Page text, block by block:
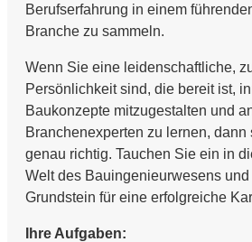
Berufserfahrung in einem
Branche zu sammeln.
Wenn Sie eine leidenschaftliche,
Persönlichkeit sind, die bereit ist,
Baukonzepte mitzugestalten und
Branchenexperten zu lernen,
genau richtig. Tauchen Sie ein in
Welt des Bauingenieurwesens
Grundstein für eine erfolgreiche
Ihre Aufgaben: